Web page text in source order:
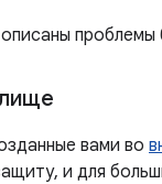
вами во
и для